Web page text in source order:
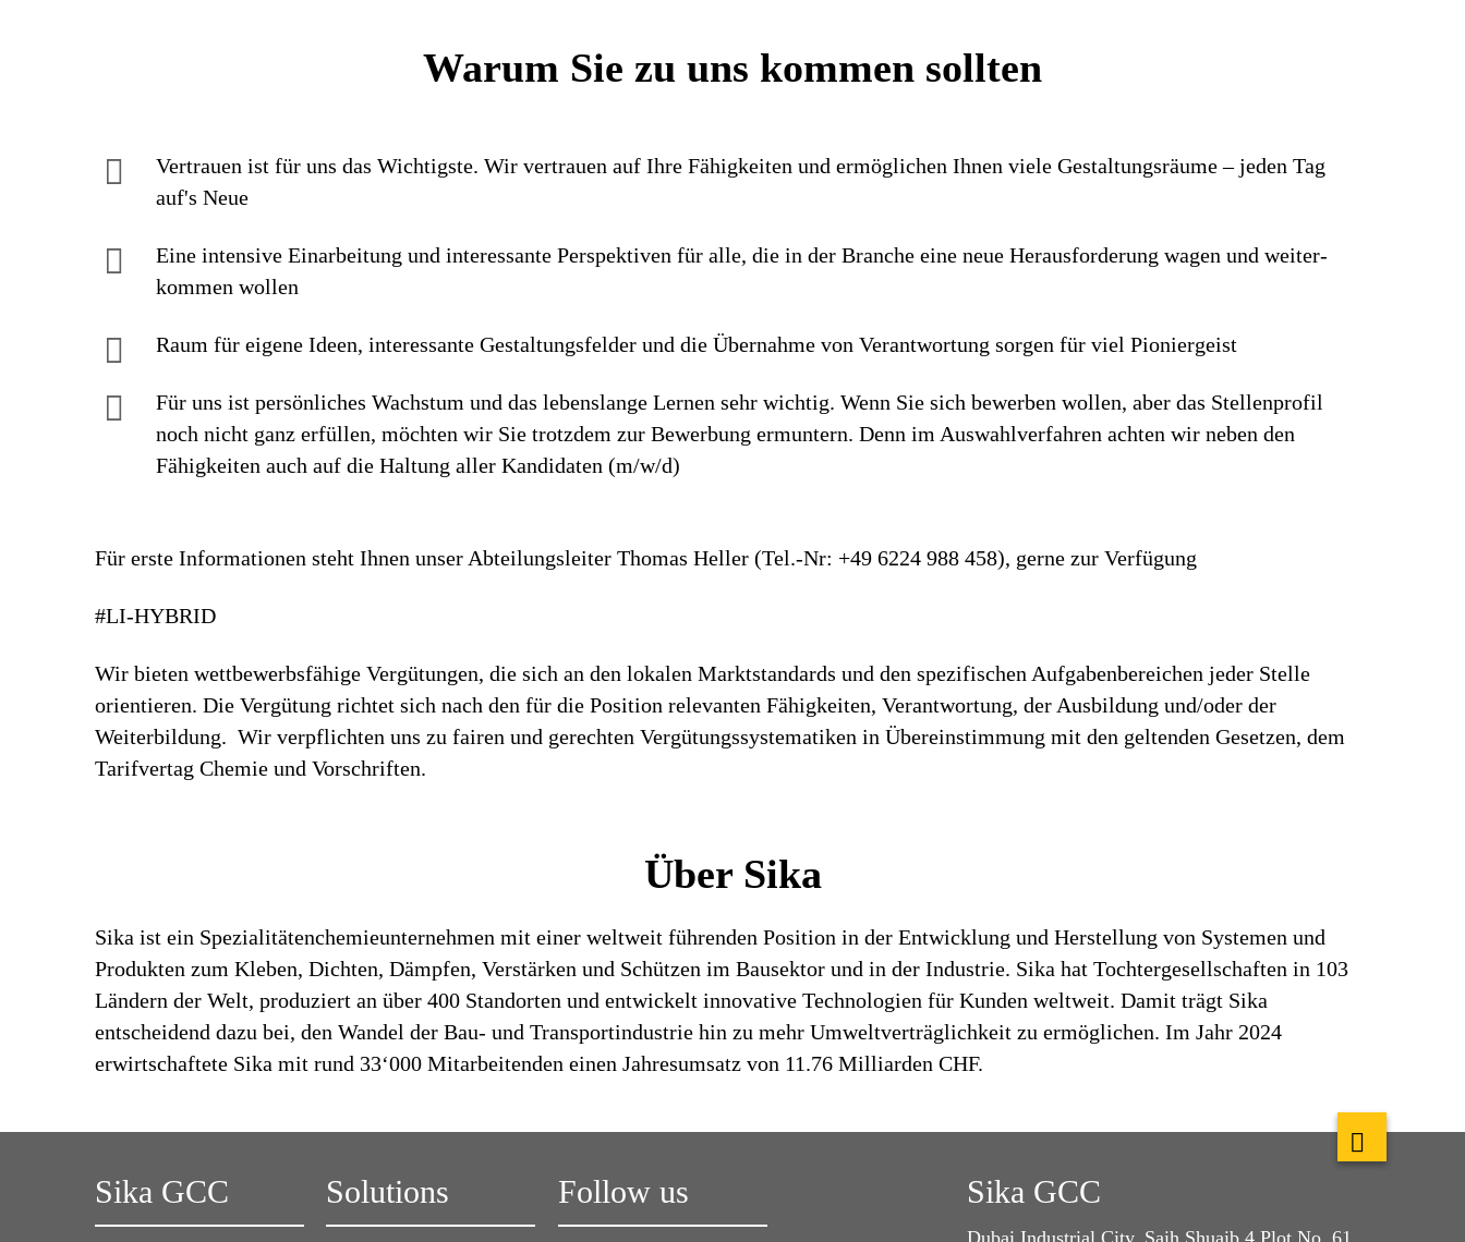
Warum Sie zu uns kommen sollten
Vertrauen ist für uns das Wichtigste. Wir ver­trauen auf Ihre Fähig­keiten und ermög­lichen Ihnen viele Gestaltungs­räume – jeden Tag
auf's Neue
Eine intensive Einarbei­tung und interes­sante Perspek­tiven für alle, die in der Branche eine neue Heraus­forderung wagen und weiter­
kommen wollen
Raum für eigene Ideen, inte­res­sante Ge­stal­tungs­felder und die Über­nahme von Ver­ant­wor­tung sorgen für viel Pionier­geist
Für uns ist persönliches Wachstum und das lebenslange Lernen sehr wichtig. Wenn Sie sich bewerben wollen, aber das Stellenprofil
noch nicht ganz erfüllen, möchten wir Sie trotzdem zur Bewerbung ermuntern. Denn im Auswahlverfahren achten wir neben den
Fähigkeiten auch auf die Haltung aller Kandidaten (m/w/d)
Für erste Informationen steht Ihnen unser Abteilungsleiter Thomas Heller (Tel.-Nr: +49 6224 988 458), gerne zur Verfügung
#LI-HYBRID
Wir bieten wettbewerbsfähige Vergütungen, die sich an den lokalen Marktstandards und den spezifischen Aufgabenbereichen jeder Stelle
orientieren. Die Vergütung richtet sich nach den für die Position relevanten Fähigkeiten, Verantwortung, der Ausbildung und/oder der
Weiterbildung. Wir verpflichten uns zu fairen und gerechten Vergütungssystematiken in Übereinstimmung mit den geltenden Gesetzen, dem
Tarifvertag Chemie und Vorschriften.
Über Sika
Sika ist ein Spezialitätenchemieunternehmen mit einer weltweit führenden Position in der Entwicklung und Herstellung von Systemen und
Produkten zum Kleben, Dichten, Dämpfen, Verstärken und Schützen im Bausektor und in der Industrie. Sika hat Tochtergesellschaften in 103
Ländern der Welt, produziert an über 400 Standorten und entwickelt innovative Technologien für Kunden weltweit. Damit trägt Sika
entscheidend dazu bei, den Wandel der Bau- und Transportindustrie hin zu mehr Umweltverträglichkeit zu ermöglichen. Im Jahr 2024
erwirtschaftete Sika mit rund 33‘000 Mitarbeitenden einen Jahresumsatz von 11.76 Milliarden CHF.
Sika GCC Solutions Follow us Sika GCC